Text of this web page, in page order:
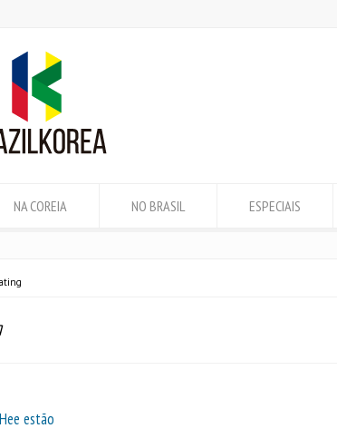
NA COREIA NO BRASIL ESPECIAIS
estão